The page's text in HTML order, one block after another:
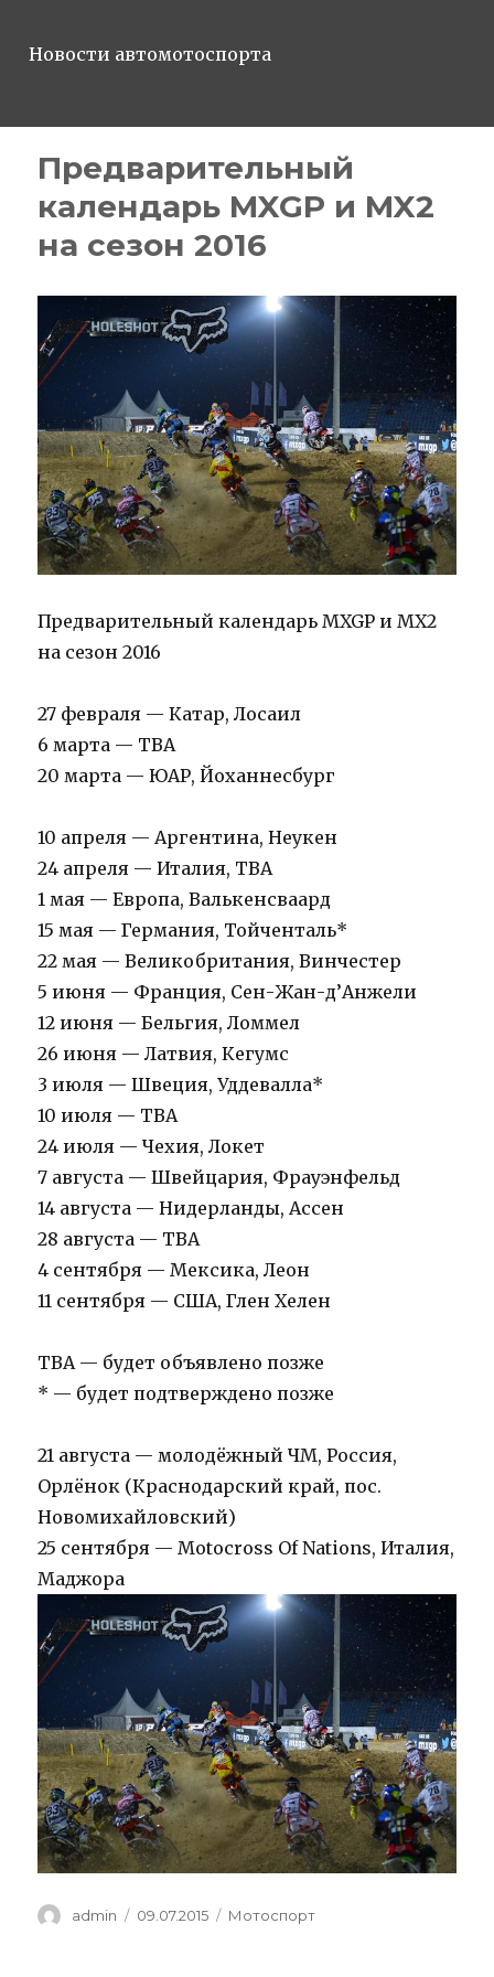
Новости автомотоспорта
Предварительный
календарь MXGP и MX2
на сезон 2016
Предварительный календарь MXGP и MX2
на сезон 2016
27 февраля — Катар, Лосаил
6 марта — TBA
20 марта — ЮАР, Йоханнесбург
10 апреля — Аргентина, Неукен
24 апреля — Италия, TBA
1 мая — Европа, Валькенсваард
15 мая — Германия, Тойченталь*
22 мая — Великобритания, Винчестер
5 июня — Франция, Сен-Жан-д’Анжели
12 июня — Бельгия, Ломмел
26 июня — Латвия, Кегумс
3 июля — Швеция, Уддевалла*
10 июля — TBA
24 июля — Чехия, Локет
7 августа — Швейцария, Фрауэнфельд
14 августа — Нидерланды, Ассен
28 августа — TBA
4 сентября — Мексика, Леон
11 сентября — США, Глен Хелен
TBA — будет объявлено позже
* — будет подтверждено позже
21 августа — молодёжный ЧМ, Россия,
Орлёнок (Краснодарский край, пос.
Новомихайловский)
25 сентября — Motocross Of Nations, Италия,
Маджора
Author
admin
Posted
09.07.2015 Categories
Мотоспорт